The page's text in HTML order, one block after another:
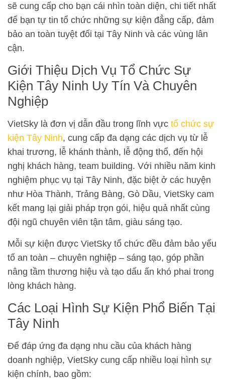
sẽ cung cấp cho bạn cái nhìn toàn diện, chi tiết nhất
để bạn tự tin tổ chức những sự kiện đẳng cấp, đảm
bảo an toàn tuyệt đối tại Tây Ninh và các vùng lân
cận.
Giới Thiệu Dịch Vụ Tổ Chức Sự
Kiện Tây Ninh Uy Tín Và Chuyên
Nghiệp
VietSky là đơn vị dẫn đầu trong lĩnh vực tổ chức sự
kiện Tây Ninh, cung cấp đa dạng các dịch vụ từ lễ
khai trương, lễ khánh thành, lễ động thổ, đến hội
nghị khách hàng, team building. Với nhiều năm kinh
nghiệm phục vụ tại Tây Ninh, đặc biệt ở các huyện
như Hòa Thành, Trảng Bàng, Gò Dầu, VietSky cam
kết mang lại giải pháp trọn gói, hiệu quả nhất cùng
đội ngũ chuyên viên tận tâm, giàu sáng tạo.
Mỗi sự kiện được VietSky tổ chức đều đảm bảo yếu
tố an toàn – chuyên nghiệp – sáng tạo, góp phần
nâng tầm thương hiệu và tạo dấu ấn khó phai trong
lòng khách hàng.
Các Loại Hình Sự Kiện Phổ Biến Tại
Tây Ninh
Để đáp ứng đa dạng nhu cầu của khách hàng
doanh nghiệp, VietSky cung cấp nhiều loại hình sự
kiện chính, bao gồm: